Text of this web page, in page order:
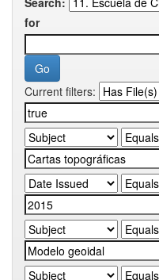
for
Current filters: